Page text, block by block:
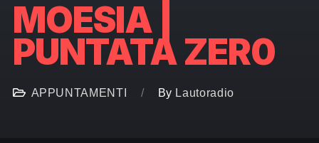
MOESIA |
PUNTATA ZER0
APPUNTAMENTI By Lautoradio